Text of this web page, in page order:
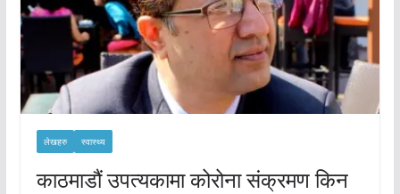
लेखहरु स्वास्थ्य
काठमाडौं उपत्यकामा कोरोना संक्रमण किन